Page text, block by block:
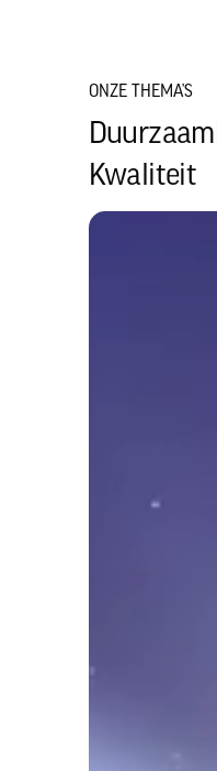
ONZE THEMA’S
Kwaliteit